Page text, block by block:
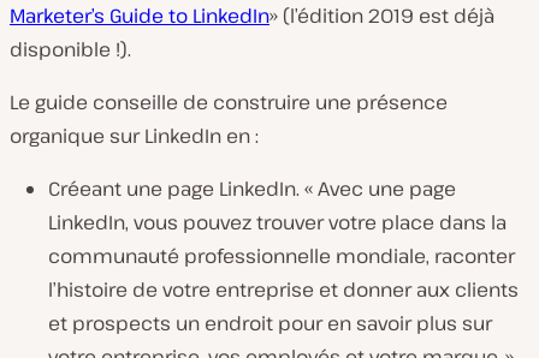
Marketer’s Guide to LinkedIn» (l’édition 2019 est déjà
disponible !).
Le guide conseille de construire une présence
organique sur LinkedIn en :
Créeant une page LinkedIn. « Avec une page
LinkedIn, vous pouvez trouver votre place dans la
communauté professionnelle mondiale, raconter
l’histoire de votre entreprise et donner aux clients
et prospects un endroit pour en savoir plus sur